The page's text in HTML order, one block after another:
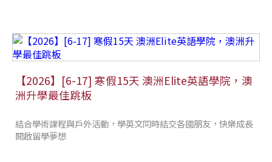
【2026】[6-17] 寒假15天 澳洲Elite英語學院，澳
洲升學最佳跳板
結合學術課程與戶外活動，學英文同時結交各國朋友，快樂成長
開啟留學夢想